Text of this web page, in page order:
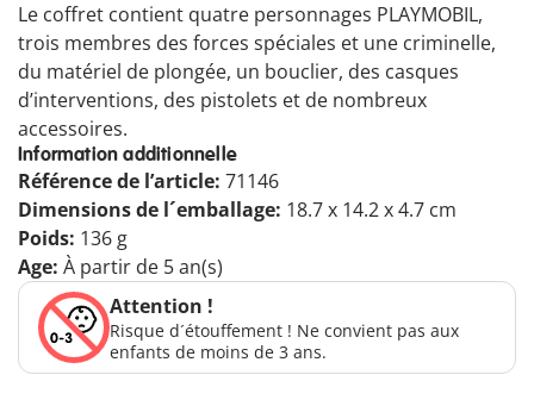
Le coffret contient quatre personnages PLAYMOBIL,
trois membres des forces spéciales et une criminelle,
du matériel de plongée, un bouclier, des casques
d’interventions, des pistolets et de nombreux
accessoires.
Information additionnelle
Référence de l’article: 71146
Dimensions de l´emballage: 18.7 x 14.2 x 4.7 cm
Poids: 136 g
Age: À partir de 5 an(s)
Attention !
Risque d´étouffement ! Ne convient pas aux
enfants de moins de 3 ans.